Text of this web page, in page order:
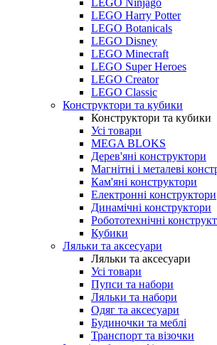
LEGO Ninjago
LEGO Harry Potter
LEGO Botanicals
LEGO Disney
LEGO Minecraft
LEGO Super Heroes
LEGO Creator
LEGO Classic
Конструктори та кубики
Конструктори та кубики
Усі товари
MEGA BLOKS
Дерев'яні конструктори
Магнітні і металеві
Кам'яні конструктори
Електронні конструктори
Динамічні конструктори
Робототехнічні
Кубики
Ляльки та аксесуари
Ляльки та аксесуари
Усі товари
Пупси та набори
Ляльки та набори
Одяг та аксесуари
Будиночки та меблі
Транспорт та візочки